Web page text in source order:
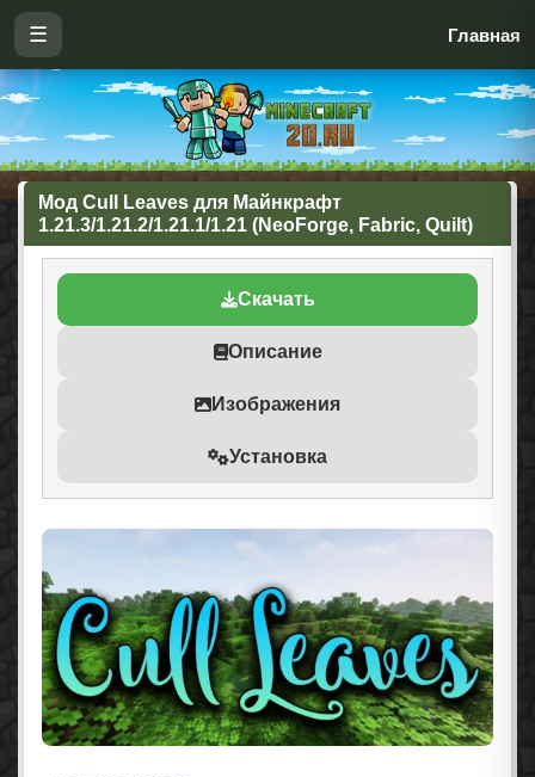
☰ Главная
Мод Cull Leaves для Майнкрафт
1.21.3/1.21.2/1.21.1/1.21 (NeoForge, Fabric, Quilt)
Скачать
Описание
Изображения
Установка